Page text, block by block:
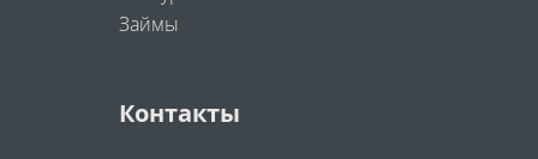
Займы
Контакты